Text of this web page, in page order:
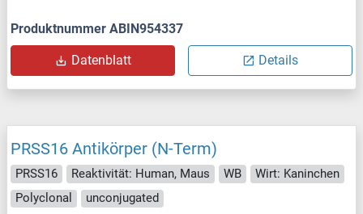
Produktnummer ABIN954337
Datenblatt Details
PRSS16 Antikörper (N-Term)
PRSS16 Reaktivität: Human, Maus WB
Wirt: Kaninchen
Polyclonal
unconjugated